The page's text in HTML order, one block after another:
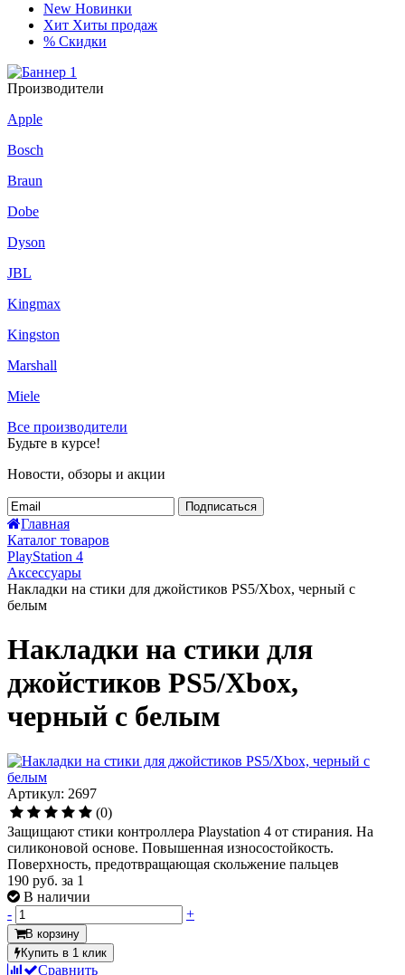
New Новинки
Хит Хиты продаж
% Скидки
Производители
Apple
Bosch
Braun
Dobe
Dyson
JBL
Kingmax
Kingston
Marshall
Miele
Все производители
Будьте в курсе!
Новости, обзоры и акции
Подписаться
Главная
Каталог товаров
PlayStation 4
Аксессуары
Накладки на стики для джойстиков PS5/Xbox, черный с
белым
Накладки на стики для
джойстиков PS5/Xbox,
черный с белым
Артикул: 2697
(0)
Защищают стики контроллера Playstation 4 от стирания. На
силиконовой основе. Повышенная износостойкость.
Поверхность, предотвращающая скольжение пальцев
190 руб. за 1
В наличии
-
+
В корзину
Купить в 1 клик
Сравнить